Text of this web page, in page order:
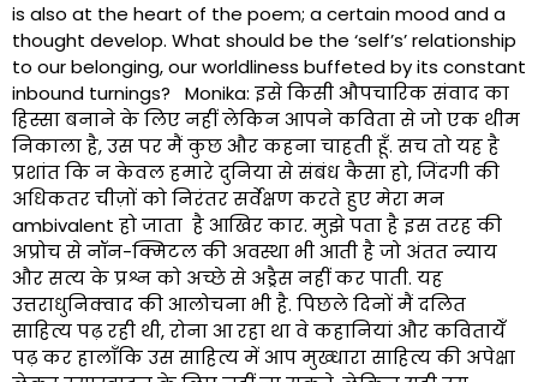
is also at the heart of the poem; a certain mood and a
thought develop. What should be the ‘self’s’ relationship
to our belonging, our worldliness buffeted by its constant
inbound turnings? Monika: इसे किसी औपचारिक संवाद का
हिस्सा बनाने के लिए नहीं लेकिन आपने कविता से जो एक थीम
निकाला है, उस पर मैं कुछ और कहना चाहती हूँ. सच तो यह है
प्रशांत कि न केवल हमारे दुनिया से संबंध कैसा हो, जिंदगी की
अधिकतर चीज़ों को निरंतर सर्वेक्षण करते हुए मेरा मन
ambivalent हो जाता है आखिर कार. मुझे पता है इस तरह की
अप्रोच से नॉन-क्मिटल की अवस्था भी आती है जो अंतत न्याय
और सत्य के प्रश्न को अच्छे से अड्रैस नहीं कर पाती. यह
उत्तराधुनिक्वाद की आलोचना भी है. पिछले दिनों मैं दलित
साहित्य पढ़ रही थी, रोना आ रहा था वे कहानियां और कवितायेँ
पढ़ कर हालाँकि उस साहित्य में आप मुख्धारा साहित्य की अपेक्षा